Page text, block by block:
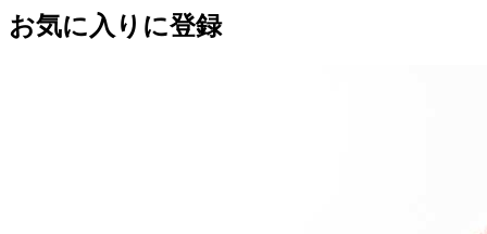
お気に入りに登録